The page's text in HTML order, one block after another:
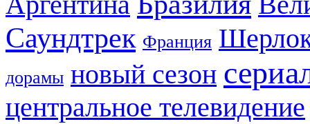
Саундтрек Франция
дорамы новый сезон
центральное телевидение